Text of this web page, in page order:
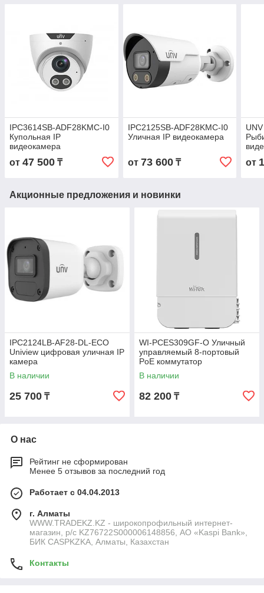
IPC3614SB-ADF28KMC-I0
Купольная IP
видеокамера
от 47 500 ₸
IPC2125SB-ADF28KMC-I0
Уличная IP видеокамера
от 73 600₸ от
Акционные предложения и новинки
IPC2124LB-AF28-DL-ECO
Uniview цифровая уличная IP
камера
В наличии
25 700 ₸
WI-PCES309GF-O Уличный
управляемый 8-портовый
PoE коммутатор
В наличии
82 200 ₸
О нас
Рейтинг не сформирован
Менее 5 отзывов за последний год
Работает с 04.04.2013
г. Алматы
WWW.TRADEKZ.KZ - широкопрофильный интернет-
магазин, р/с KZ76722S000006148856, АО «Kaspi Bank»,
БИК CASPKZKA, Алматы, Казахстан
Контакты